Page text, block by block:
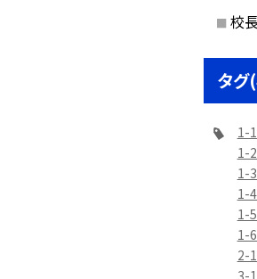
校
タグ
1-
1-
1-
1-
1-
1-
2-